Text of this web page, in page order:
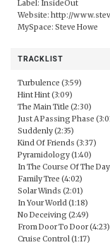
Label: InsideOut
Website: http://
MySpace: Steve Howe
TRACKLIST
Turbulence (3:59)
Hint Hint (3:09)
The Main Title (2:30)
Just A Passing Phase
Suddenly (2:35)
Kind Of Friends (3:37)
Pyramidology (1:40)
In The Course Of The
Family Tree (4:02)
Solar Winds (2:01)
In Your World (1:18)
No Deceiving (2:49)
From Door To Door (4:23)
Cruise Control (1:17)